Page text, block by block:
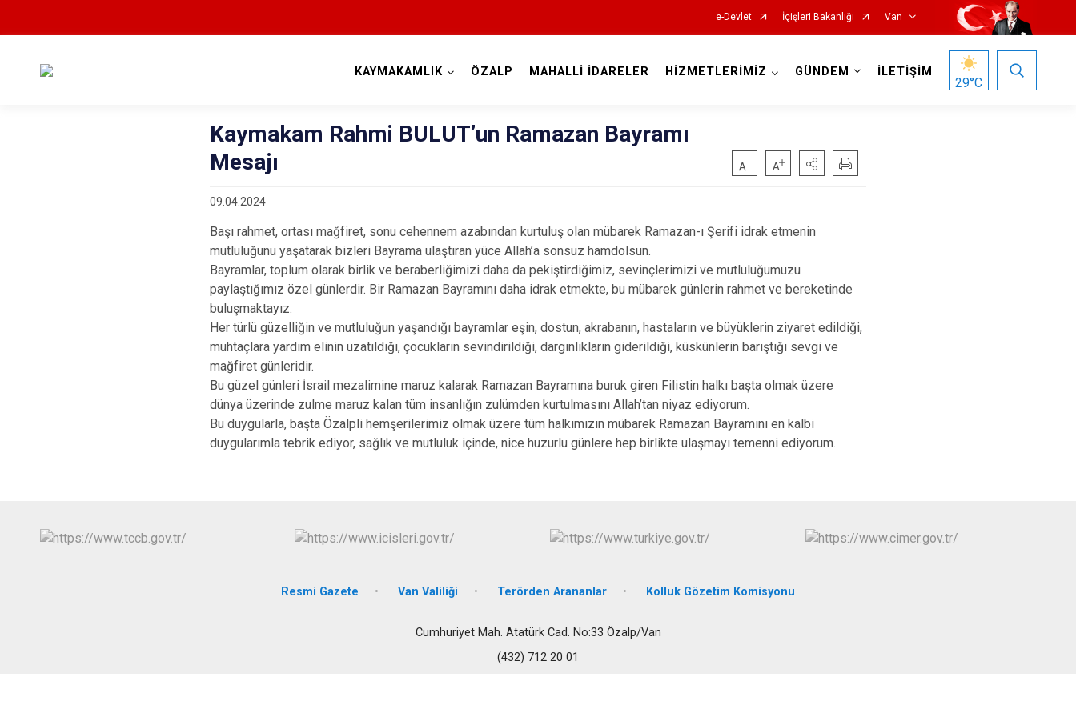
e-Devlet İçişleri Bakanlığı Van
Bahçesaray
Başkale
Çatak
Erciş
Gevaş
Saray
KAYMAKAMLIK ÖZALP MAHALLİ İDARELER HİZMETLERİMİZ GÜNDEM İLETİŞİM
29°C
Kaymakam Rahmi BULUT’un Ramazan Bayramı
Mesajı
09.04.2024
Başı rahmet, ortası mağfiret, sonu cehennem azabından kurtuluş olan mübarek Ramazan-ı Şerifi idrak etmenin
mutluluğunu yaşatarak bizleri Bayrama ulaştıran yüce Allah’a sonsuz hamdolsun.
Bayramlar, toplum olarak birlik ve beraberliğimizi daha da pekiştirdiğimiz, sevinçlerimizi ve mutluluğumuzu
paylaştığımız özel günlerdir. Bir Ramazan Bayramını daha idrak etmekte, bu mübarek günlerin rahmet ve bereketinde
buluşmaktayız.
Her türlü güzelliğin ve mutluluğun yaşandığı bayramlar eşin, dostun, akrabanın, hastaların ve büyüklerin ziyaret edildiği,
muhtaçlara yardım elinin uzatıldığı, çocukların sevindirildiği, dargınlıkların giderildiği, küskünlerin barıştığı sevgi ve
mağfiret günleridir.
Bu güzel günleri İsrail mezalimine maruz kalarak Ramazan Bayramına buruk giren Filistin halkı başta olmak üzere
dünya üzerinde zulme maruz kalan tüm insanlığın zulümden kurtulmasını Allah’tan niyaz ediyorum.
Bu duygularla, başta Özalpli hemşerilerimiz olmak üzere tüm halkımızın mübarek Ramazan Bayramını en kalbi
duygularımla tebrik ediyor, sağlık ve mutluluk içinde, nice huzurlu günlere hep birlikte ulaşmayı temenni ediyorum.
Resmi Gazete Van Valiliği Terörden Arananlar Kolluk Gözetim Komisyonu
Cumhuriyet Mah. Atatürk Cad. No:33 Özalp/Van
(432) 712 20 01